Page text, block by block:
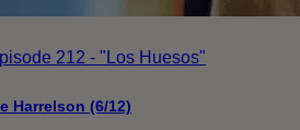
212 - "Los Huesos"
Harrelson (6/12)